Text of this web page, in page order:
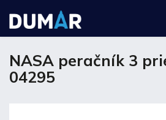
NASA peračník 3
04295